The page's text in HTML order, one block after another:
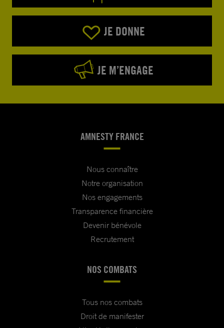
JE DONNE
JE M’ENGAGE
AMNESTY FRANCE
Nous connaître
Notre organisation
Nos engagements
Transparence financière
Devenir bénévole
Recrutement
NOS COMBATS
Tous nos combats
Droit de manifester